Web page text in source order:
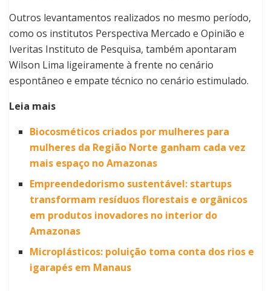
Outros levantamentos realizados no mesmo período,
como os institutos Perspectiva Mercado e Opinião e
Iveritas Instituto de Pesquisa, também apontaram
Wilson Lima ligeiramente à frente no cenário
espontâneo e empate técnico no cenário estimulado.
Leia mais
Biocosméticos criados por mulheres para
mulheres da Região Norte ganham cada vez
mais espaço no Amazonas
Empreendedorismo sustentável: startups
transformam resíduos florestais e orgânicos
em produtos inovadores no interior do
Amazonas
Microplásticos: poluição toma conta dos rios e
igarapés em Manaus